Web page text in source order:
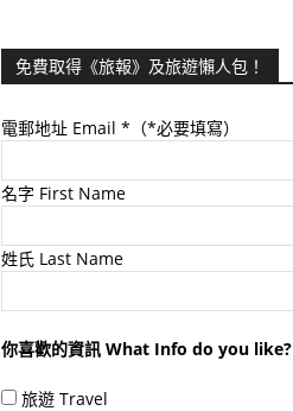
免費取得《旅報》及旅遊懶人包！
電郵地址 Email *（*必要填寫）
名字 First Name
姓氏 Last Name
你喜歡的資訊 What Info do you like?
旅遊 Travel